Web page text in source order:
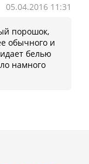
05.04.2016 11:31
порошок,
обычного и
белью
намного